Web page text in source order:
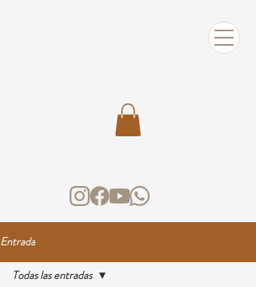
Entrada
Todas las entradas